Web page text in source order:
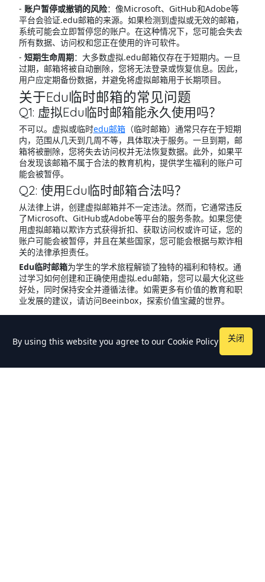
- 账户暂停或撤销的风险：像Microsoft、GitHub和Adobe等
平台会验证.edu邮箱的来源。如果检测到虚拟或无效的邮箱，
系统可能会立即暂停您的账户。在这种情况下，您可能会失去
所有数据、访问权和您正在使用的许可软件。
- 短期生命周期：大多数虚拟.edu邮箱仅存在于短期内。一旦
过期，邮箱将被自动删除，您将无法登录或恢复信息。因此，
用户应定期备份数据，并避免将虚拟邮箱用于长期项目。
关于Edu临时邮箱的常见问题
Q1: 虚拟Edu临时邮箱能永久使用吗？
不可以。虚拟或临时edu邮箱（临时邮箱）通常只存在于短期
内，范围从几天到几周不等，具体取决于服务。一旦到期，邮
箱将被删除，您将失去访问权并无法恢复数据。此外，如果平
台发现该邮箱不属于合法的教育机构，提供学生福利的账户可
能会被暂停。
Q2: 使用Edu临时邮箱合法吗？
从法律上讲，创建虚拟邮箱并不一定违法。然而，它通常违反
了Microsoft、GitHub或Adobe等平台的服务条款。如果您使
用虚拟邮箱以欺诈方式获得折扣、获取访问权或许可证，您的
账户可能会被暂停，并且在某些国家，您可能会根据与欺诈相
关的法律承担责任。
Edu临时邮箱为学生的学术旅程解锁了独特的福利和特权。通
过学习如何创建和正确使用虚拟.edu邮箱，您可以最大化这些
好处，同时保持安全并遵循法律。如需更多有价值的教育和职
业发展的建议，请访问Beeinbox，探索价值宝藏的世界。
By using this website you agree to our Cookie Policy 关闭